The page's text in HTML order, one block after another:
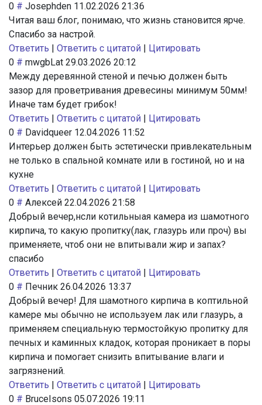
0 # Josephden 11.02.2026 21:36
Читая ваш блог, понимаю, что жизнь становится ярче.
Спасибо за настрой.
Ответить | Ответить с цитатой | Цитировать
0 # mwgbLat 29.03.2026 20:12
Между деревянной стеной и печью должен быть
зазор для проветривания древесины минимум 50мм!
Иначе там будет грибок!
Ответить | Ответить с цитатой | Цитировать
0 # Davidqueer 12.04.2026 11:52
Интерьер должен быть эстетически привлекательным
не только в спальной комнате или в гостиной, но и на
кухне
Ответить | Ответить с цитатой | Цитировать
0 # Алексей 22.04.2026 21:58
Добрый вечер,нсли котильныая камера из шамотного
кирпича, то какую пропитку(лак, глазурь или проч) вы
применяете, чтоб они не впитывали жир и запах?
спасибо
Ответить | Ответить с цитатой | Цитировать
0 # Печник 26.04.2026 13:37
Добрый вечер! Для шамотного кирпича в коптильной
камере мы обычно не используем лак или глазурь, а
применяем специальную термостойкую пропитку для
печных и каминных кладок, которая проникает в поры
кирпича и помогает снизить впитывание влаги и
загрязнений.
Ответить | Ответить с цитатой | Цитировать
0 # BruceIsons 05.07.2026 19:11